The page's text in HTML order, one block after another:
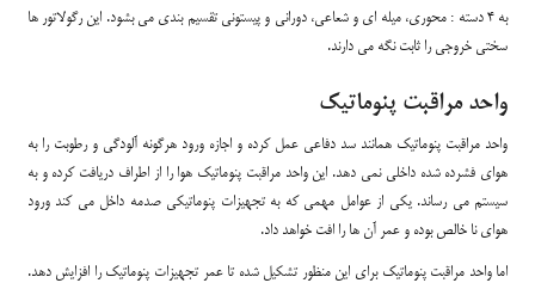
به 4 دسته : محوری، میله ای و شعاعی، دورانی و پیستونی تقسیم بندی می بشود. این رگولاتور ها
سختی خروجی را ثابت نگه می دارند.
واحد مراقبت پنوماتیک
واحد مراقبت پنوماتیک همانند سد دفاعی عمل کرده و اجازه ورود هرگونه آلودگی و رطوبت را به
هوای فشرده شده داخلی نمی دهد. این واحد مراقبت پنوماتیک هوا را از اطراف دریافت کرده و به
سیستم می رساند. یکی از عوامل مهمی که به تجهیزات پنوماتیکی صدمه داخل می کند ورود
هوای نا خالص بوده و عمر آن ها را افت خواهد داد.
اما واحد مراقبت پنوماتیک برای این منظور تشکیل شده تا عمر تجهیزات پنوماتیک را افزایش دهد.